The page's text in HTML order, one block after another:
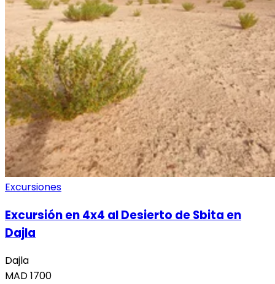
Excursiones
Excursión en 4x4 al Desierto de Sbita en
Dajla
Dajla
MAD1700